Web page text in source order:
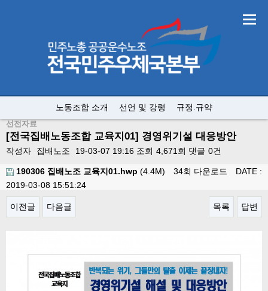
노동조합 소개 선언 및 강령 규정.규약
선전자료
[전국집배노동조합 교육지01] 경영위기설 대응방안
작성자 집배노조 19-03-07 19:16 조회 4,671회 댓글 0건
190306 집배노조 교육지01.hwp (4.4M) 34회 다운로드
DATE :
2019-03-08 15:51:24
이전글 다음글 목록 답변